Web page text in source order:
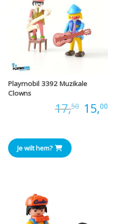
Playmobil 3392 Muzikale
Clowns
17,50 15,00
Je wilt hem?